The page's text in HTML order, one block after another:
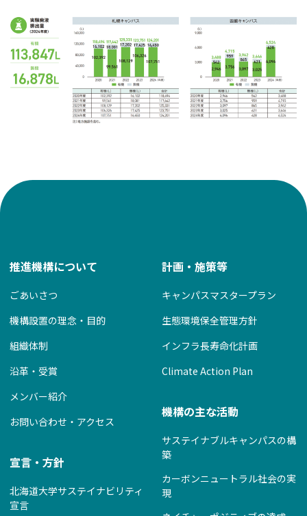
推進機構について
ごあいさつ
機構設置の理念・目的
組織体制
沿革・受賞
メンバー紹介
お問い合わせ・アクセス
宣言・方針
北海道大学サステイナビリティ
宣言
計画・施策等
キャンパスマスタープラン
生態環境保全管理方針
インフラ長寿命化計画
Climate Action Plan
機構の主な活動
サステイナブルキャンパスの構
築
カーボンニュートラル社会の実
現